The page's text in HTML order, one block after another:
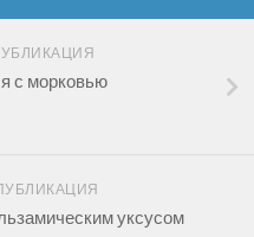
с морковью
уксусом